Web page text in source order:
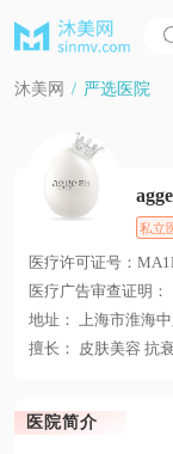
沐美网 / 严选医院
私立
医疗许可证号：
医疗广告审查证明：
地址： 上海市淮海
擅长： 皮肤美容 抗
医院简介